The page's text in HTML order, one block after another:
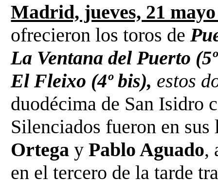
Madrid, jueves, 21
ofrecieron los toros de
La Ventana del Puerto
El Fleixo (4º bis), estos
duodécima de San Isidro
Silenciados fueron en
Ortega yPablo Aguado,
en el tercero de la tarde